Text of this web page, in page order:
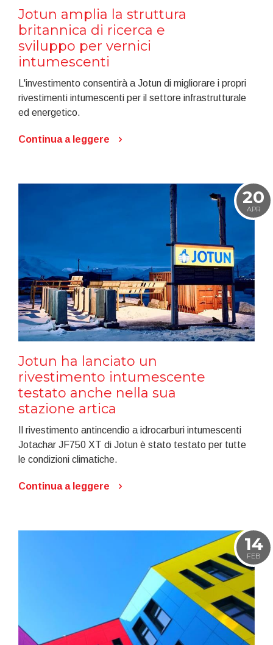
Jotun amplia la struttura
britannica di ricerca e
sviluppo per vernici
intumescenti
L'investimento consentirà a Jotun di migliorare i propri
rivestimenti intumescenti per il settore infrastrutturale
ed energetico.
Continua a leggere
20
APR
Jotun ha lanciato un
rivestimento intumescente
testato anche nella sua
stazione artica
Il rivestimento antincendio a idrocarburi intumescenti
Jotachar JF750 XT di Jotun è stato testato per tutte
le condizioni climatiche.
Continua a leggere
14
FEB